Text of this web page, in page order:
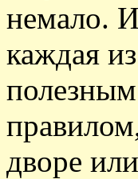
немало.
каждая
дворе